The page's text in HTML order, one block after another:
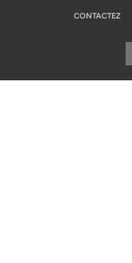
CONTACTEZ